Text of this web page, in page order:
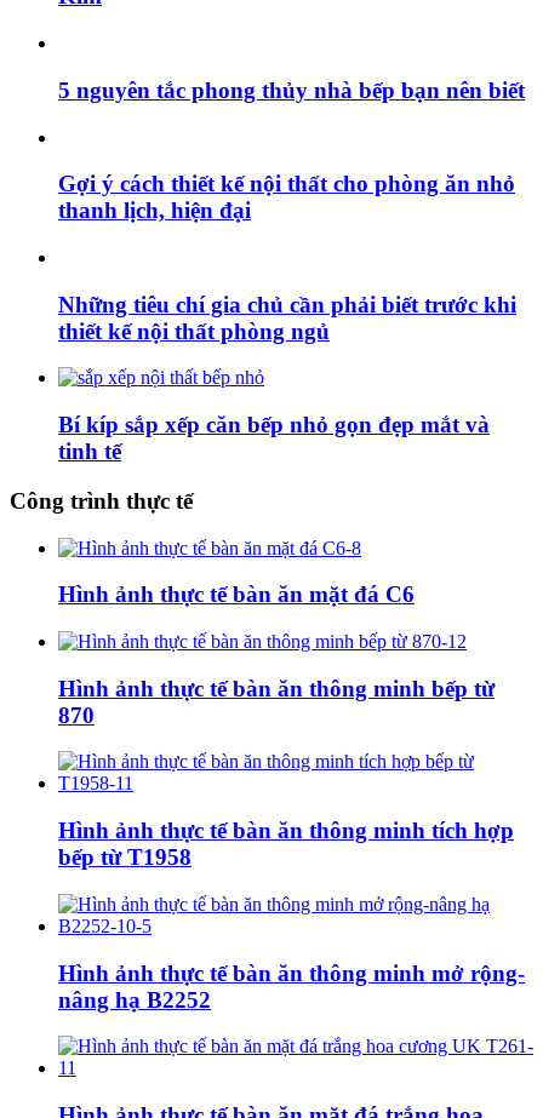
5 nguyên tắc phong thủy nhà bếp bạn nên biết
Gợi ý cách thiết kế nội thất cho phòng ăn nhỏ
thanh lịch, hiện đại
Những tiêu chí gia chủ cần phải biết trước khi
thiết kế nội thất phòng ngủ
Bí kíp sắp xếp căn bếp nhỏ gọn đẹp mắt và
tinh tế
Công trình thực tế
Hình ảnh thực tế bàn ăn mặt đá C6
Hình ảnh thực tế bàn ăn thông minh bếp từ
870
Hình ảnh thực tế bàn ăn thông minh tích hợp
bếp từ T1958
Hình ảnh thực tế bàn ăn thông minh mở rộng-
nâng hạ B2252